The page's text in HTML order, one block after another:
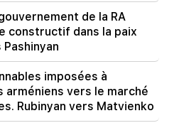
de la RA
constructif dans la paix
imposées à
arméniens vers le marché
Rubinyan vers Matvienko